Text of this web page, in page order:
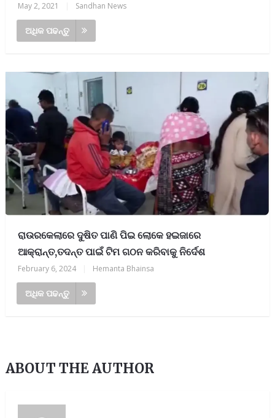
May 2, 2021 Sandhan News
ଅଧିକ ପଢନ୍ତୁ
ରାଉରକେଲାରେ ଦୁଷିତ ପାଣି ପିଇ ଲୋକେ ହଇଜାରେ
ଆକ୍ରାନ୍ତ,ତଦନ୍ତ ପାଇଁ ଟିମ ଗଠନ କରିବାକୁ ନିର୍ଦେଶ
February 6, 2024 Hemanta Bhainsa
ଅଧିକ ପଢନ୍ତୁ
ABOUT THE AUTHOR